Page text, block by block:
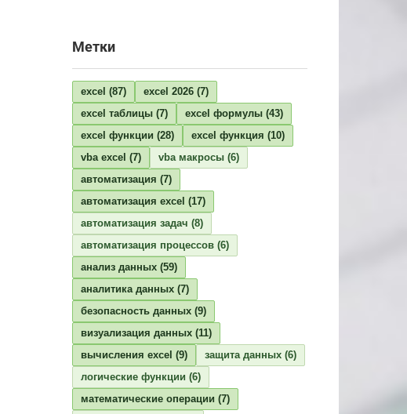
Метки
excel (87) excel 2026 (7)
excel таблицы (7) excel формулы (43)
excel функции (28) excel функция (10)
vba excel (7) vba макросы (6)
автоматизация (7)
автоматизация excel (17)
автоматизация задач (8)
автоматизация процессов (6)
анализ данных (59)
аналитика данных (7)
безопасность данных (9)
визуализация данных (11)
вычисления excel (9) защита данных (6)
логические функции (6)
математические операции (7)